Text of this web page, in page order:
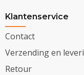
Klantenservice
Contact
Verzending en
Retour